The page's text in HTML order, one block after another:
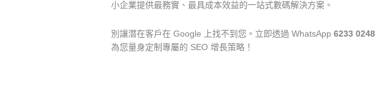
小企業提供最務實、最具成本效益的一站式數碼解決方案。
別讓潛在客戶在 Google 上找不到您。立即透過 WhatsApp 6233 0248
為您量身定制專屬的 SEO 增長策略！